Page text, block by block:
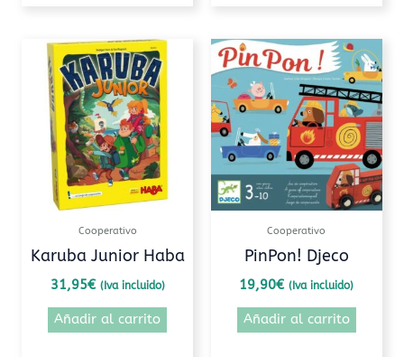
Cooperativo
Karuba Junior Haba
31,95€ (Iva incluido)
Añadir al carrito
Cooperativo
PinPon! Djeco
19,90€ (Iva incluido)
Añadir al carrito